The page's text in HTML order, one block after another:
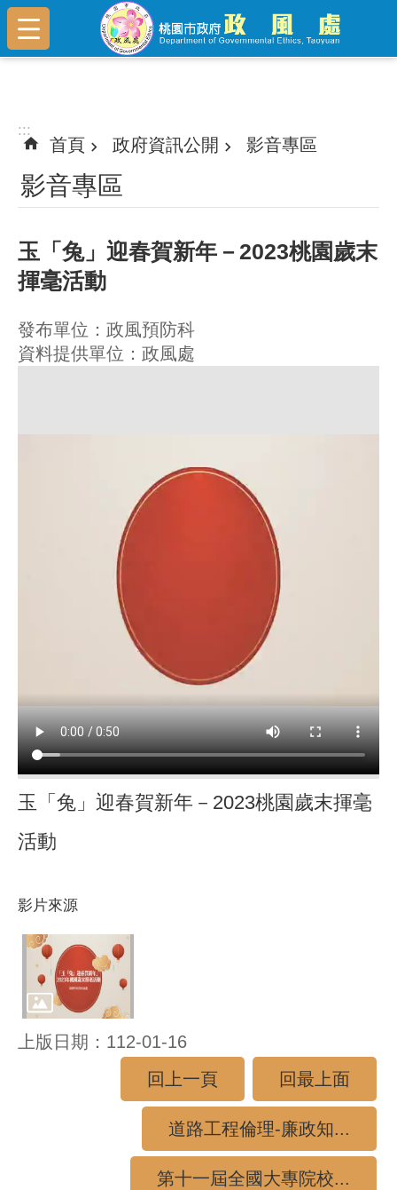
跳到主要內容區塊
:::
:::
首頁 政府資訊公開 影音專區
影音專區
玉「兔」迎春賀新年－2023桃園歲末
揮毫活動
發布單位：政風預防科
資料提供單位：政風處
玉「兔」迎春賀新年－2023桃園歲末揮毫
活動
影片來源
上版日期：112-01-16
回上一頁
回最上面
道路工程倫理-廉政知...
第十一屆全國大專院校...